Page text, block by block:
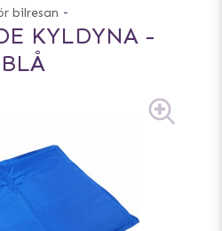
bilresan -
KYLDYNA -
BLÅ